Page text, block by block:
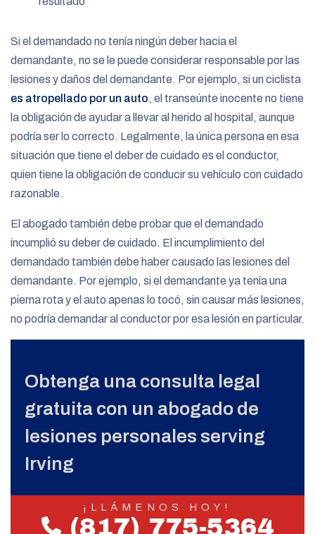
Si el demandado no tenía ningún deber hacia el
demandante, no se le puede considerar responsable por las
lesiones y daños del demandante. Por ejemplo, si un ciclista
es atropellado por un auto, el transeúnte inocente no tiene
la obligación de ayudar a llevar al herido al hospital, aunque
podría ser lo correcto. Legalmente, la única persona en esa
situación que tiene el deber de cuidado es el conductor,
quien tiene la obligación de conducir su vehículo con cuidado
razonable.
El abogado también debe probar que el demandado
incumplió su deber de cuidado. El incumplimiento del
demandado también debe haber causado las lesiones del
demandante. Por ejemplo, si el demandante ya tenía una
pierna rota y el auto apenas lo tocó, sin causar más lesiones,
no podría demandar al conductor por esa lesión en particular.
Obtenga una consulta legal
gratuita con un abogado de
lesiones personales serving
Irving
¡LLÁMENOS HOY!
(817) 775-5364